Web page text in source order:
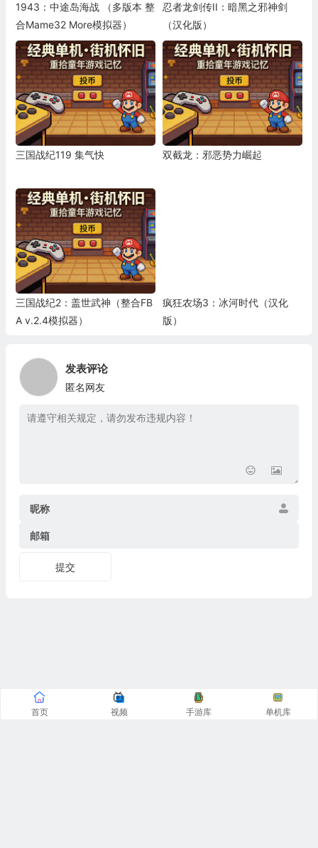
1943：中途岛海战 （多版本 整
合Mame32 More模拟器）
忍者龙剑传II：暗黑之邪神剑
（汉化版）
三国战纪119 集气快 双截龙：邪恶势力崛起
三国战纪2：盖世武神（整合FB
A v.2.4模拟器）
疯狂农场3：冰河时代（汉化
版）
发表评论
匿名网友
昵称
邮箱
提交
首页 视频 手游库 单机库